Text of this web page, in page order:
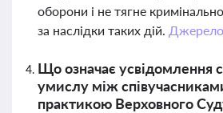
оборони і не тягне
за наслідки таких дій. Джерело
Що означає усвідомлення
умислу між
практикою Верховного